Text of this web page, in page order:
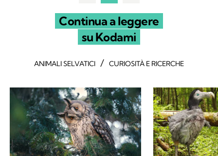
Continua a leggere
su Kodami
ANIMALI SELVATICI / CURIOSITÀ E RICERCHE